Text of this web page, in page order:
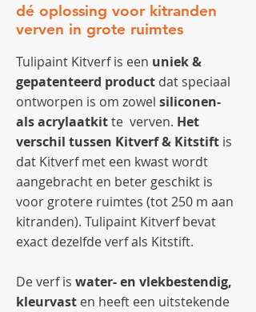
dé oplossing voor kitranden
verven in grote ruimtes
Tulipaint Kitverf is een uniek &
gepatenteerd product dat speciaal
ontworpen is om zowel siliconen-
als acrylaatkitte verven. Het
verschil tussen Kitverf & Kitstift is
dat Kitverf met een kwast wordt
aangebracht en beter geschikt is
voor grotere ruimtes (tot 250 m aan
kitranden). Tulipaint Kitverf bevat
exact dezelfde verf als Kitstift.
De verf is water- en vlekbestendig,
kleurvast en heeft een uitstekende